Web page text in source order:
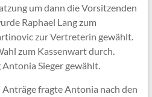
um dann die Vorsitzenden
Raphael Lang zum
zur Vertreterin gewählt.
zum Kassenwart durch.
Sieger gewählt.
fragte Antonia nach den